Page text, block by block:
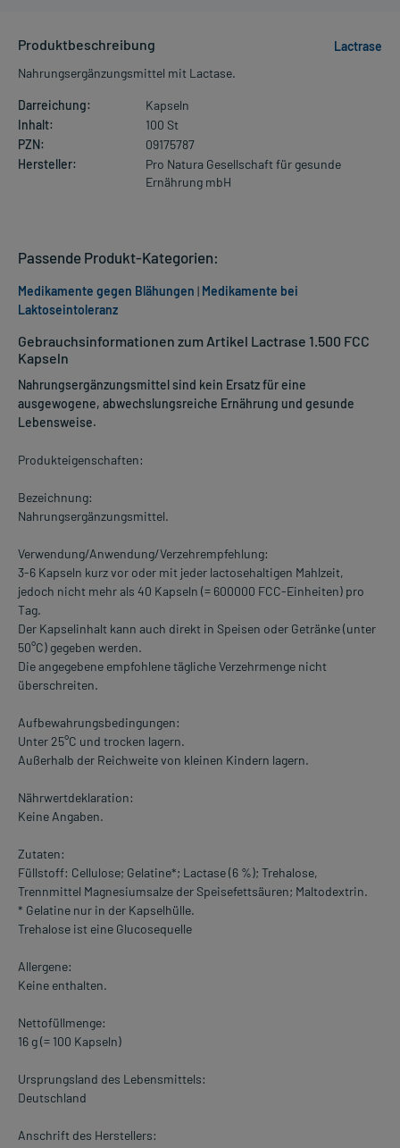
Produktbeschreibung
Lactrase
Nahrungsergänzungsmittel mit Lactase.
Darreichung:
Kapseln
Inhalt:
100 St
PZN:
09175787
Hersteller:
Pro Natura Gesellschaft für gesunde
Ernährung mbH
Gebrauchsinformationen zum Artikel Lactrase 1.500 FCC
Kapseln
Nahrungsergänzungsmittel sind kein Ersatz für eine
ausgewogene, abwechslungsreiche Ernährung und gesunde
Lebensweise.
Produkteigenschaften:
Bezeichnung:
Nahrungsergänzungsmittel.
Verwendung/Anwendung/Verzehrempfehlung:
3-6 Kapseln kurz vor oder mit jeder lactosehaltigen Mahlzeit,
jedoch nicht mehr als 40 Kapseln (= 600000 FCC-Einheiten) pro
Tag.
Der Kapselinhalt kann auch direkt in Speisen oder Getränke (unter
50°C) gegeben werden.
Die angegebene empfohlene tägliche Verzehrmenge nicht
überschreiten.
Aufbewahrungsbedingungen:
Unter 25°C und trocken lagern.
Außerhalb der Reichweite von kleinen Kindern lagern.
Nährwertdeklaration:
Keine Angaben.
Zutaten:
Füllstoff: Cellulose; Gelatine*; Lactase (6 %); Trehalose,
Trennmittel Magnesiumsalze der Speisefettsäuren; Maltodextrin.
* Gelatine nur in der Kapselhülle.
Trehalose ist eine Glucosequelle
Allergene:
Keine enthalten.
Nettofüllmenge:
16 g (= 100 Kapseln)
Ursprungsland des Lebensmittels:
Deutschland
Anschrift des Herstellers:
Passende Produkt-Kategorien:
Medikamente gegen Blähungen | Medikamente bei
Laktoseintoleranz